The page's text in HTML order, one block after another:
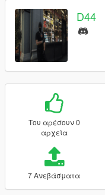
D44
Του αρέσουν 0
αρχεία
7 Ανεβάσματα